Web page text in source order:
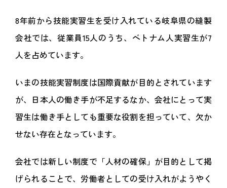
8年前から技能実習生を受け入れている岐阜県の縫製
会社では、従業員15人のうち、ベトナム人実習生が7
人を占めています。
いまの技能実習制度は国際貢献が目的とされています
が、日本人の働き手が不足するなか、会社にとって実
習生は働き手としても重要な役割を担っていて、欠か
せない存在となっています。
会社では新しい制度で「人材の確保」が目的として掲
げられることで、労働者としての受け入れがようやく